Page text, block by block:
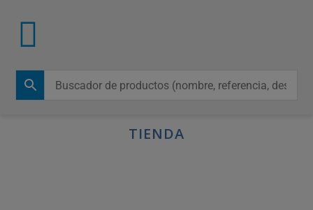
TIENDA